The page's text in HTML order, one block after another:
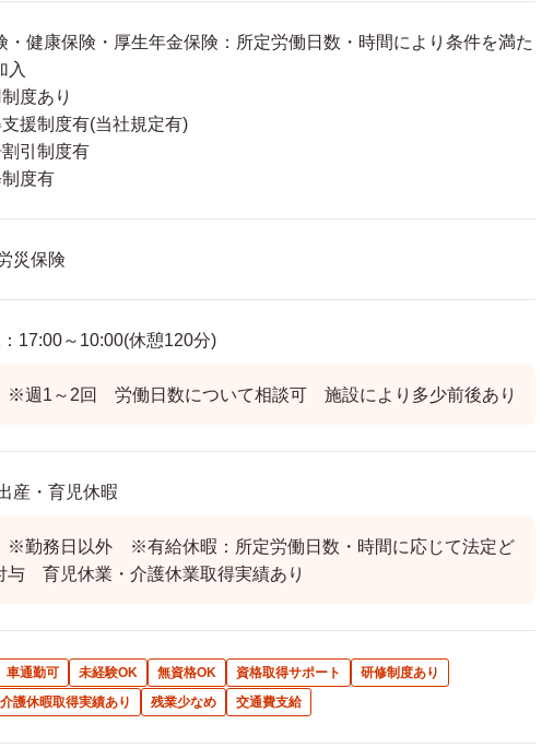
健康保険・厚生年金保険：所定労働日数・時間により条件を満た
入
度あり
援制度有(当社規定有)
割引制度有
度有
災保険
17:00～10:00(休憩120分)
※週1～2回 労働日数について相談可 施設により多少前後あり
産・育児休暇
※勤務日以外 ※有給休暇：所定労働日数・時間に応じて法定ど
与 育児休業・介護休業取得実績あり
車通勤可 未経験OK 無資格OK 資格取得サポート
研修制度あり
護休暇取得実績あり
残業少なめ 交通費支給